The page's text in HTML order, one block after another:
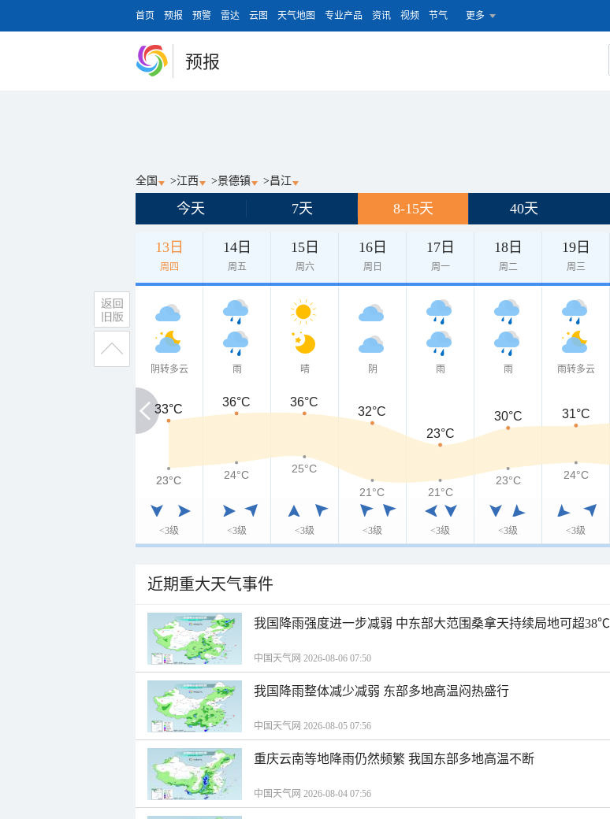
首页 预报 预警 雷达 云图 天气地图 专业产品 资讯 视频 节气 更多
预报
全国 >江西 >景德镇 >昌江
今天 7天 8-15天 40天
13日
周四
14日
周五
15日
周六
16日
周日
17日
周一
18日
周二
19日
周三
阴转多云
<3级
雨
<3级
晴
<3级
阴
<3级
雨
<3级
雨
<3级
雨转多云
<3级
33°C
33°C
36°C 36°C
32°C
23°C
30°C 31°C
23°C
23°C 24°C
25°C
21°C
21°C
23°C 24°C
近期重大天气事件
我国降雨强度进一步减弱 中东部大范围桑拿天持续局地可超38℃
中国天气网 2026-08-06 07:50
我国降雨整体减少减弱 东部多地高温闷热盛行
中国天气网 2026-08-05 07:56
重庆云南等地降雨仍然频繁 我国东部多地高温不断
中国天气网 2026-08-04 07:56